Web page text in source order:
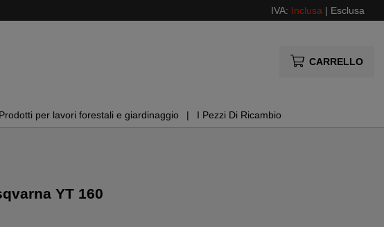
IVA: Inclusa | Esclusa
CARRELLO
Prodotti per lavori forestali e giardinaggio I Pezzi Di Ricambio
YT 160